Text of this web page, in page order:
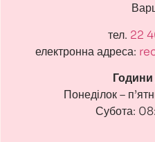
тел. 22
електронна адреса:
Понеділок –
Субота: